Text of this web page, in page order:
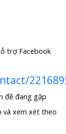
trợ Facebook
đề đang gặp
và xem xét theo